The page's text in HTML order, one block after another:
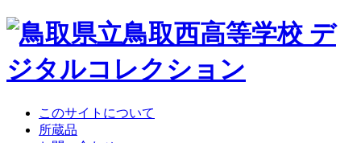
このサイトについて
所蔵品